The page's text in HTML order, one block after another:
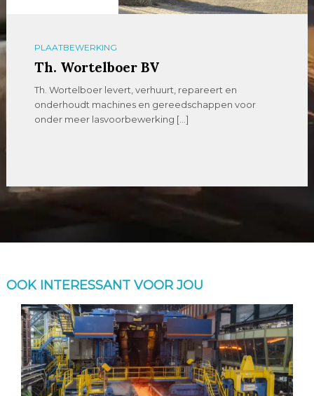
PLAATBEWERKING
Th. Wortelboer BV
Th. Wortelboer levert, verhuurt, repareert en
onderhoudt machines en gereedschappen voor
onder meer lasvoorbewerking […]
OOK INTERESSANT VOOR JOU